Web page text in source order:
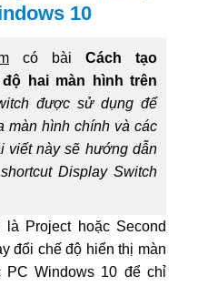
10
có bài Cách tạo
hai màn hình trên
được sử dụng để
màn hình chính và các
viết này sẽ hướng dẫn
Display Switch
Project hoặc Second
đổi chế độ hiển thị màn
PC Windows 10 để chỉ